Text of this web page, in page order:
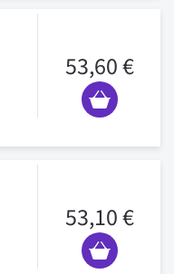
53,60 €
53,10 €